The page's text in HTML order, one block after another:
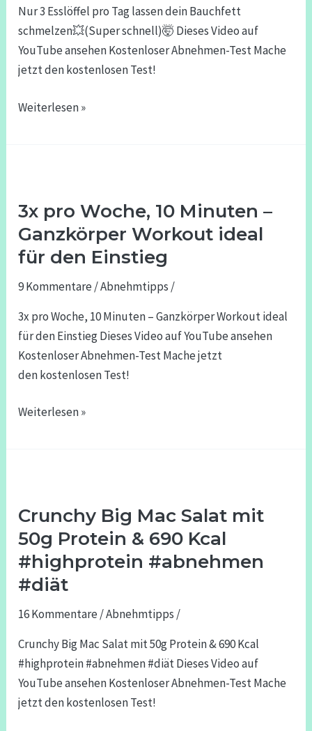
Nur 3 Esslöffel pro Tag lassen dein Bauchfett
schmelzen💥(Super schnell)🤯 Dieses Video auf
YouTube ansehen Kostenloser Abnehmen-Test Mache
jetzt den kostenlosen Test!
Bauchfett
schmelzen
💥
(Super
schnell)
🤯
Weiterlesen »
3x pro Woche, 10 Minuten –
Ganzkörper Workout ideal
für den Einstieg
9 Kommentare /Abnehmtipps /
3x pro Woche, 10 Minuten – Ganzkörper Workout ideal
für den Einstieg Dieses Video auf YouTube ansehen
Kostenloser Abnehmen-Test Mache jetzt
den kostenlosen Test!
Woche,
10
Minuten
Ganzkörper
ideal
den
Weiterlesen »
Crunchy Big Mac Salat mit
50g Protein & 690 Kcal
#highprotein #abnehmen
#diät
16 Kommentare /Abnehmtipps /
Crunchy Big Mac Salat mit 50g Protein & 690 Kcal
#highprotein #abnehmen #diät Dieses Video auf
YouTube ansehen Kostenloser Abnehmen-Test Mache
jetzt den kostenlosen Test!
Mac
Salat
mit
Protein
&
Kcal
#highprotein
#abnehmen
#diät